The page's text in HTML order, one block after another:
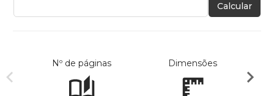
Calcular
Nº de páginas Dimensões